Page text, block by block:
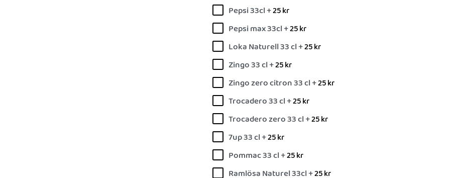
Pepsi 33cl +25kr
Pepsi max 33cl +25kr
Loka Naturell 33 cl +25kr
Zingo 33 cl +25kr
Zingo zero citron 33 cl +25kr
Trocadero 33 cl +25kr
Trocadero zero 33 cl +25kr
7up 33 cl +25kr
Pommac 33 cl +25kr
Ramlösa Naturel 33cl +25kr